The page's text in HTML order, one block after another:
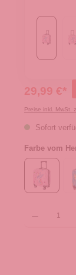
29,99 €*
Preise inkl. MwSt.
Sofort
Farbe vom